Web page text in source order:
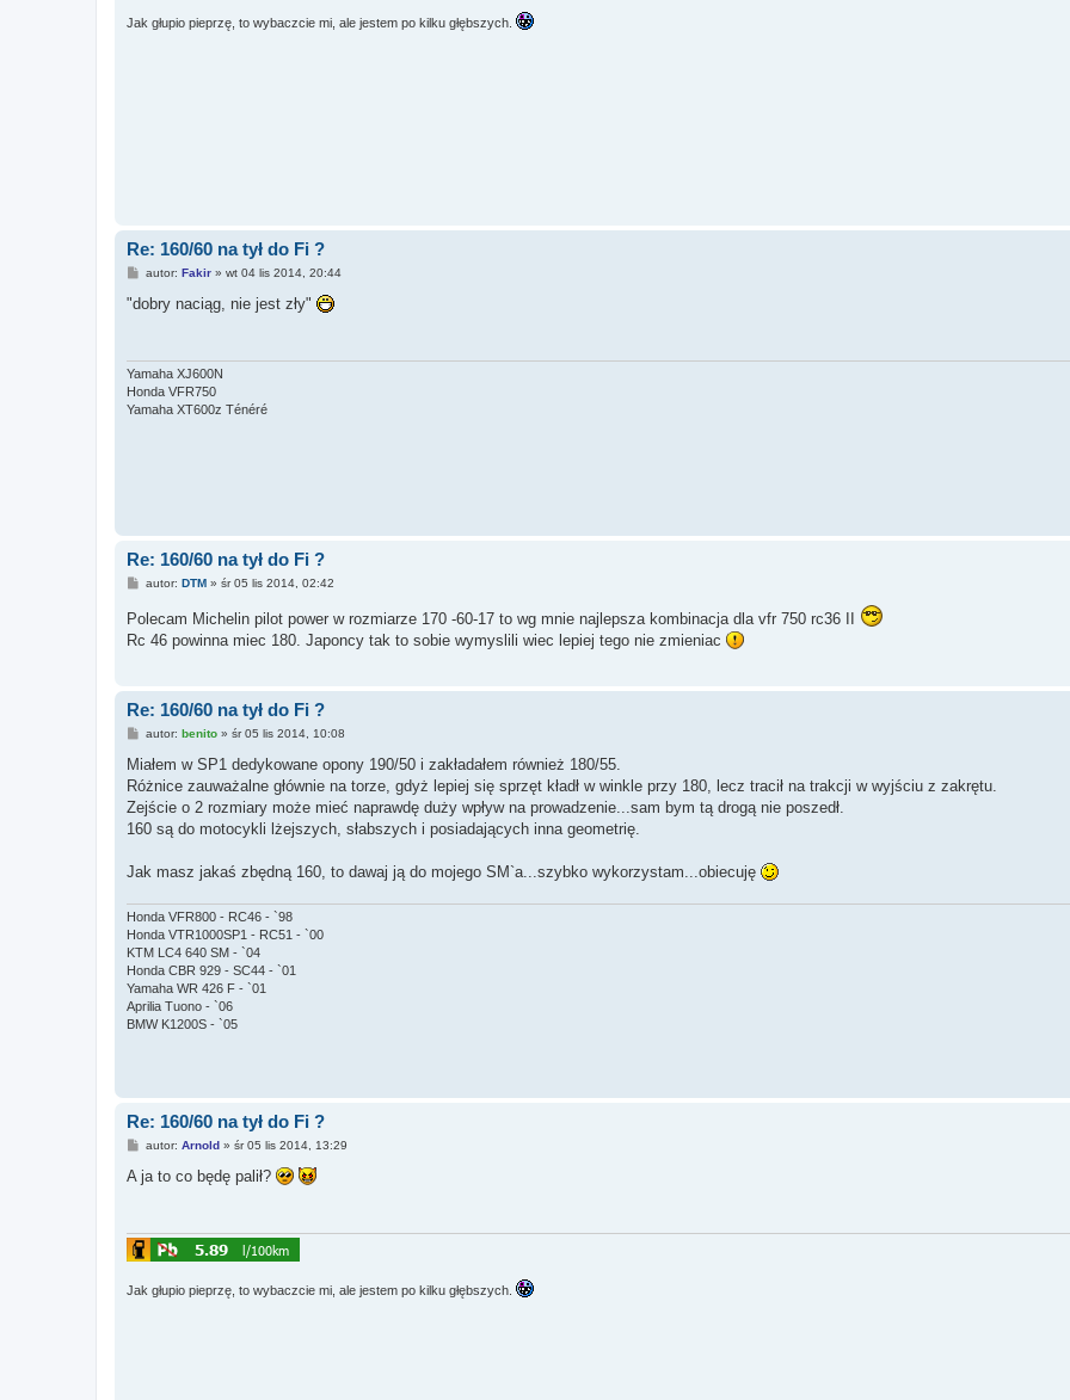
Jak głupio pieprzę, to wybaczcie mi, ale jestem po kilku głębszych.
Re: 160/60 na tył do Fi ?
P
s
autor: Fakir» wt 04 lis 2014, 20:44
"dobry naciąg, nie jest zły"
Yamaha XJ600N
Honda VFR750
Yamaha XT600z Ténéré
Re: 160/60 na tył do Fi ?
P
s
t
autor: DTM» śr 05 lis 2014, 02:42
Polecam Michelin pilot power w rozmiarze 170 -60-17 to wg mnie najlepsza kombinacja dla vfr 750 rc36 II
Rc 46 powinna miec 180. Japoncy tak to sobie wymyslili wiec lepiej tego nie zmieniac
Re: 160/60 na tył do Fi ?
P
s
autor: benito» śr 05 lis 2014, 10:08
Miałem w SP1 dedykowane opony 190/50 i zakładałem również 180/55.
Różnice zauważalne głównie na torze, gdyż lepiej się sprzęt kładł w winkle przy 180, lecz tracił na trakcji w wyjściu z zakrętu.
Zejście o 2 rozmiary może mieć naprawdę duży wpływ na prowadzenie...sam bym tą drogą nie poszedł.
160 są do motocykli lżejszych, słabszych i posiadających inna geometrię.
Jak masz jakaś zbędną 160, to dawaj ją do mojego SM`a...szybko wykorzystam...obiecuję
Honda VFR800 - RC46 - `98
Honda VTR1000SP1 - RC51 - `00
KTM LC4 640 SM - `04
Honda CBR 929 - SC44 - `01
Yamaha WR 426 F - `01
Aprilia Tuono - `06
BMW K1200S - `05
Re: 160/60 na tył do Fi ?
P
s
t
autor: Arnold» śr 05 lis 2014, 13:29
A ja to co będę palił?
Jak głupio pieprzę, to wybaczcie mi, ale jestem po kilku głębszych.